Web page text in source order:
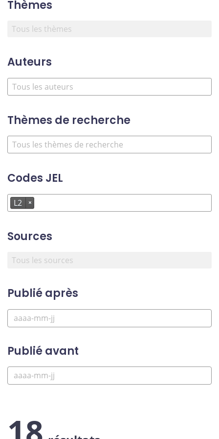
Thèmes
Auteurs
Thèmes de recherche
Codes JEL
L2 ×
Sources
Publié après
Publié avant